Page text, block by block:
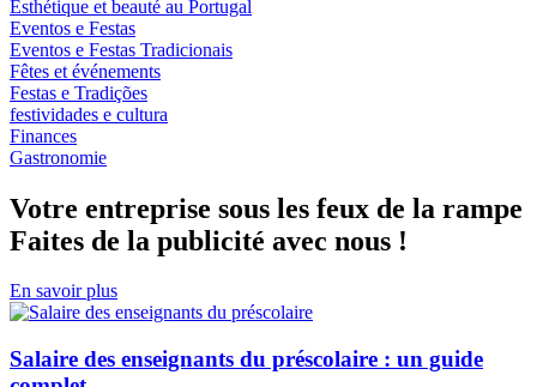
Esthétique et beauté au Portugal
Eventos e Festas
Eventos e Festas Tradicionais
Fêtes et événements
Festas e Tradições
festividades e cultura
Finances
Gastronomie
Votre entreprise sous les feux de la rampe
Faites de la publicité avec nous !
En savoir plus
Salaire des enseignants du préscolaire : un guide